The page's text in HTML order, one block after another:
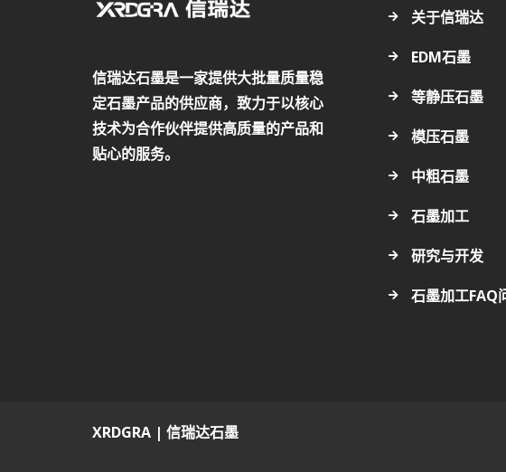
信瑞达石墨是一家提供大批量质量稳
定石墨产品的供应商，致力于以核心
技术为合作伙伴提供高质量的产品和
贴心的服务。
关于信瑞达
EDM石墨
等静压石墨
模压石墨
中粗石墨
石墨加工
研究与开发
石墨加工FAQ
XRDGRA | 信瑞达石墨